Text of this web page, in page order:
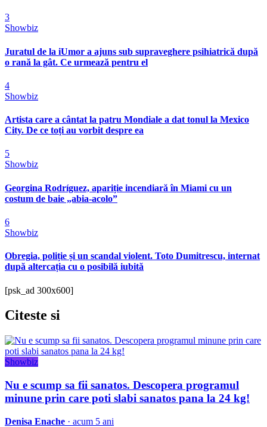
3
Showbiz
Juratul de la iUmor a ajuns sub supraveghere psihiatrică după
o rană la gât. Ce urmează pentru el
4
Showbiz
Artista care a cântat la patru Mondiale a dat tonul la Mexico
City. De ce toți au vorbit despre ea
5
Showbiz
Georgina Rodríguez, apariție incendiară în Miami cu un
costum de baie „abia-acolo”
6
Showbiz
Obregia, poliție și un scandal violent. Toto Dumitrescu, internat
după altercația cu o posibilă iubită
[psk_ad 300x600]
Citeste si
Showbiz
Nu e scump sa fii sanatos. Descopera programul
minune prin care poti slabi sanatos pana la 24 kg!
Denisa Enache · acum 5 ani